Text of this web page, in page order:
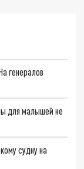
генералов
для малышей не
судну на